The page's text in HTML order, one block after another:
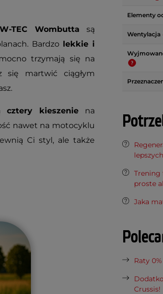
TEC Wombutta są
Bardzolekkie i
trzymają się na
się martwić ciągłym
cztery kieszenie na
nawet na motocyklu
Ci styl, ale także
Elementy
Wentylacja
Trening
proste
Jaka
Raty
Crussis!